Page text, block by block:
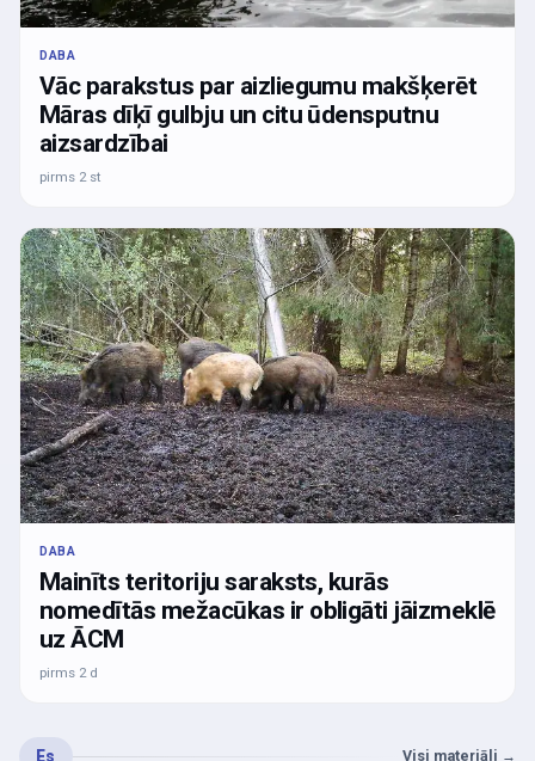
DABA
Vāc parakstus par aizliegumu makšķerēt
Māras dīķī gulbju un citu ūdensputnu
aizsardzībai
pirms 2 st
DABA
Mainīts teritoriju saraksts, kurās
nomedītās mežacūkas ir obligāti jāizmeklē
uz ĀCM
pirms 2 d
Es Visi materiāli →